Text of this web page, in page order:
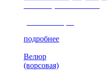
подробнее
Велюр
(ворсовая)